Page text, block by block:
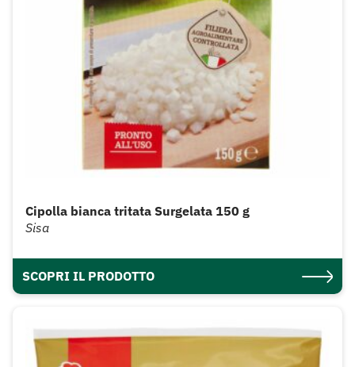
Cipolla bianca tritata Surgelata 150 g
Sisa
SCOPRI IL PRODOTTO